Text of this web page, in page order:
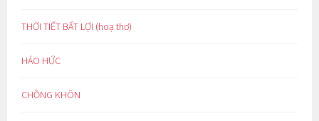
THỜI TIẾT BẤT LỢI (hoạ thơ)
HÁO HỨC
CHỒNG KHÔN